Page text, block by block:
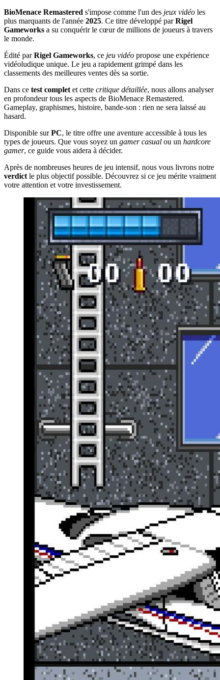
BioMenace Remastered s'impose comme l'un des jeux vidéo les
plus marquants de l'année 2025. Ce titre développé parRigel
Gameworks a su conquérir le cœur de millions de joueurs à travers
le monde.
Édité parRigel Gameworks, ce jeu vidéo propose une expérience
vidéoludique unique. Le jeu a rapidement grimpé dans les
classements des meilleures ventes dès sa sortie.
Dans ce test complet et cette critique détaillée, nous allons analyser
en profondeur tous les aspects de BioMenace Remastered.
Gameplay, graphismes, histoire, bande-son : rien ne sera laissé au
hasard.
Disponible surPC, le titre offre une aventure accessible à tous les
types de joueurs. Que vous soyez un gamer casual ou un hardcore
gamer, ce guide vous aidera à décider.
Après de nombreuses heures de jeu intensif, nous vous livrons notre
verdict le plus objectif possible. Découvrez si ce jeu mérite vraiment
votre attention et votre investissement.